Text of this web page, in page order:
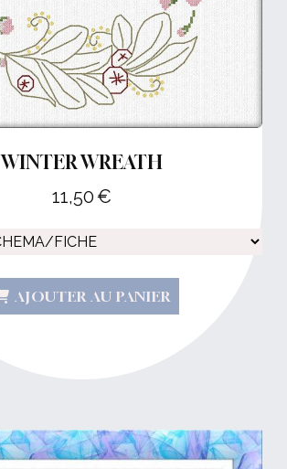
WINTER WREATH
11,50€
AJOUTER AU PANIER